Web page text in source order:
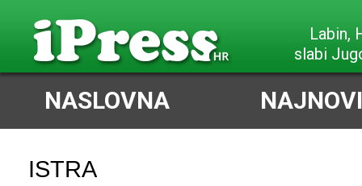
Labin,
slabi
NASLOVNA
ISTRA